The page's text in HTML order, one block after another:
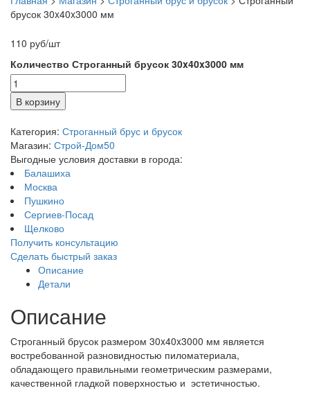
брусок 30x40x3000 мм
110 руб/шт
Количество Строганный брусок 30x40x3000 мм
В корзину
Категория: Строганный брус и брусок
Магазин: Строй-Дом50
Выгодные условия доставки в города:
Балашиха
Москва
Пушкино
Сергиев-Посад
Щелково
Получить консультацию
Сделать быстрый заказ
Описание
Детали
Описание
Строганный брусок размером 30x40x3000 мм является
востребованной разновидностью пиломатериала,
обладающего правильными геометрическим размерами,
качественной гладкой поверхностью и эстетичностью.